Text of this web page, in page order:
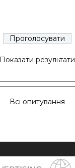
Показати результати
Всі опитування